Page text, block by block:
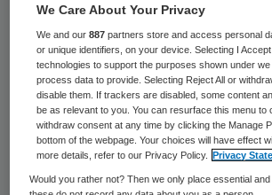
De minister van VWS heeft
thuiszorgorganisatie
Zorg in Almere twee
Daarmee volgt ze een advies
We Care About Your Privacy
We and our887 partners store and access personal
or unique identifiers, on your device. Selecting I
technologies to support the purposes shown under
process data to provide. Selecting Reject All or
disable them. If trackers are disabled, some content
be as relevant to you. You can resurface this menu to
withdraw consent at any time by clicking the Manage
bottom of the webpage. Your choices will have effect
more details, refer to our Privacy Policy.
Privacy
Would you rather not? Then we only place essential and